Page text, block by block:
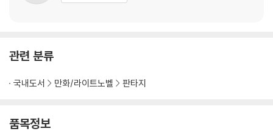
관련 분류
국내도서 만화/라이트노벨 판타지
품목정보